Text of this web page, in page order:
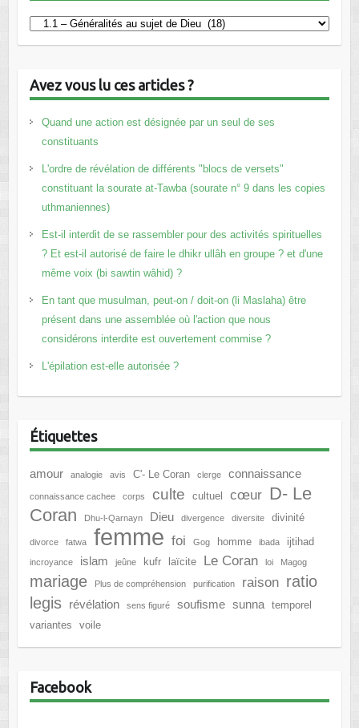
Catégories
Avez vous lu ces articles ?
Quand une action est désignée par un seul de ses
constituants
L'ordre de révélation de différents "blocs de versets"
constituant la sourate at-Tawba (sourate n° 9 dans les copies
uthmaniennes)
Est-il interdit de se rassembler pour des activités spirituelles
? Et est-il autorisé de faire le dhikr ullâh en groupe ? et d'une
même voix (bi sawtin wâhid) ?
En tant que musulman, peut-on / doit-on (li Maslaha) être
présent dans une assemblée où l'action que nous
considérons interdite est ouvertement commise ?
L'épilation est-elle autorisée ?
Étiquettes
amour analogie avis C'- Le Coran clerge connaissance
connaissance cachee corps culte cultuel cœur D- Le
Coran
Dhu-l-Qarnayn Dieu divergence diversite divinité
divorce fatwa femme foi Gog homme ibada ijtihad
incroyance islam jeûne kufr laïcite Le Coran loi Magog
mariage Plus de compréhension purification raison ratio
legis révélation sens figuré soufisme sunna
temporel
variantes
voile
Facebook